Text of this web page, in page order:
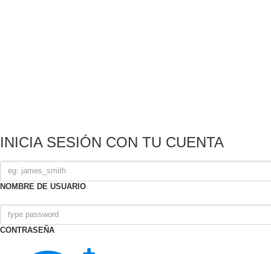
INICIA SESIÓN CON TU CUENTA
NOMBRE DE USUARIO
CONTRASEÑA